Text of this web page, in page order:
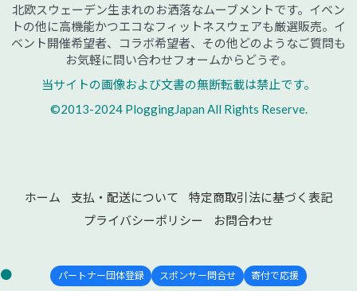
パートナー団体登録 スポンサー問合せ 寄付で応援
北欧スウェーデン生まれのお洒落なムーブメントです。イベン
トの他に高機能かつエコなフィットネスウェアも厳選販売。イ
ベント開催希望者、コラボ希望者、その他どのようなご質問も
お気軽に問い合わせフォームからどうぞ。
当サイトの画像および文書の無断転載は禁止です。
©2013-2024 PloggingJapan All Rights Reserve.
ホーム 支払・配送について
特定商取引法に基づく表記
プライバシーポリシー
お問合わせ
●